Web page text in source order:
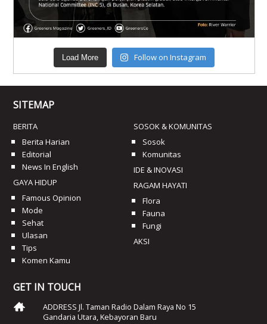
Load More Follow on Instagram
SITEMAP
BERITA
Berita Harian
Editorial
News In English
GAYA HIDUP
Famous Opinion
Mode
Sehat
Ulasan
Tips
Komen Kamu
SOSOK & KOMUNITAS
Sosok
Komunitas
IDE & INOVASI
RAGAM HAYATI
Flora
Fauna
Fungi
AKSI
GET IN TOUCH
ADDRESS Jl. Taman Radio Dalam Raya No 15
Gandaria Utara, Kebayoran Baru